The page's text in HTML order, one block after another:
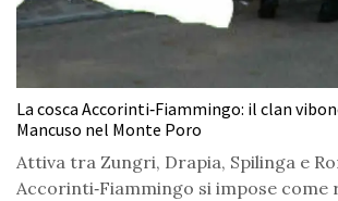
La cosca Accorinti‑Fiammingo: il clan
Mancuso nel Monte Poro
Attiva tra Zungri, Drapia, Spilinga e
Accorinti‑Fiammingo si impose